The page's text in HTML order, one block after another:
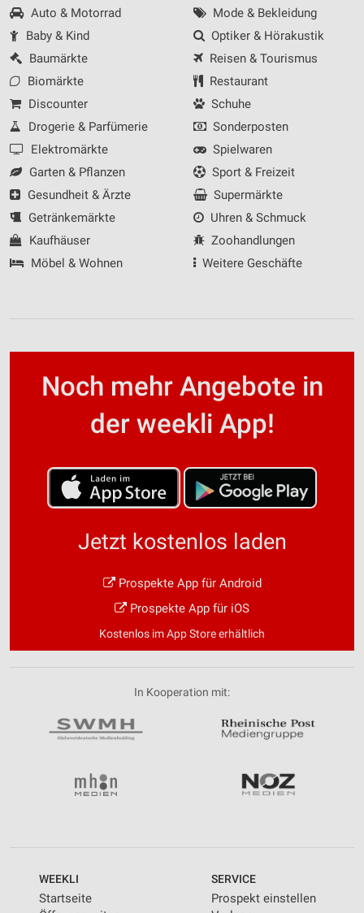
Auto & Motorrad
Baby & Kind
Baumärkte
Biomärkte
Discounter
Drogerie & Parfümerie
Elektromärkte
Garten & Pflanzen
Gesundheit & Ärzte
Getränkemärkte
Kaufhäuser
Möbel & Wohnen
Mode & Bekleidung
Optiker & Hörakustik
Reisen & Tourismus
Restaurant
Schuhe
Sonderposten
Spielwaren
Sport & Freizeit
Supermärkte
Uhren & Schmuck
Zoohandlungen
Weitere Geschäfte
Noch mehr Angebote in
der weekli App!
Jetzt kostenlos laden
Prospekte App für Android
Prospekte App für iOS
Kostenlos im App Store erhältlich
In Kooperation mit:
WEEKLI
Startseite
SERVICE
Prospekt einstellen